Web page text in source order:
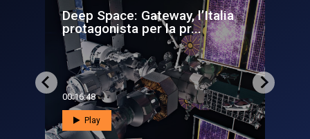
Un lander lunare e un
telescopio a raggi X sul lanci...
00:02:04
Play